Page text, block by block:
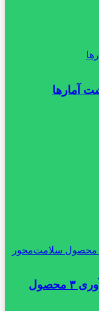
آمارها
دستور سازمان غذا و دارو برای جمع‌آوری ۳ محصول